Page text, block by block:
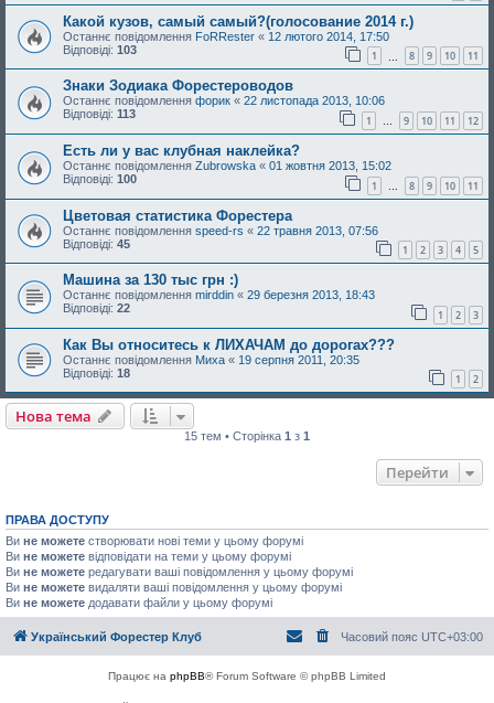
Какой кузов, самый самый?(голосование 2014 г.)
Останнє повідомлення FoRRester « 12 лютого 2014, 17:50
Відповіді: 103 1 8 9 10 11
Знаки Зодиака Форестероводов
Останнє повідомлення форик « 22 листопада 2013, 10:06
Відповіді: 113 1 … 9 10 11 12
Есть ли у вас клубная наклейка?
Останнє повідомлення Zubrowska « 01 жовтня 2013, 15:02
Відповіді: 100 1 8 9 10 11
Цветовая статистика Форестера
Останнє повідомлення speed-rs « 22 травня 2013, 07:56
Відповіді: 45 1 2 3 4 5
Машина за 130 тыс грн :)
Останнє повідомлення mirddin « 29 березня 2013, 18:43
Відповіді: 22 1 2 3
Как Вы относитесь к ЛИХАЧАМ до дорогах???
Останнє повідомлення Миха « 19 серпня 2011, 20:35
Відповіді: 18 1 2
Нова тема
15 тем • Сторінка 1 з 1
Перейти
ПРАВА ДОСТУПУ
Ви не можете створювати нові теми у цьому форумі
Ви не можете відповідати на теми у цьому форумі
Ви не можете редагувати ваші повідомлення у цьому форумі
Ви не можете видаляти ваші повідомлення у цьому форумі
Ви не можете додавати файли у цьому форумі
Український Форестер Клуб Часовий пояс UTC+03:00
Працює на phpBB® Forum Software © phpBB Limited